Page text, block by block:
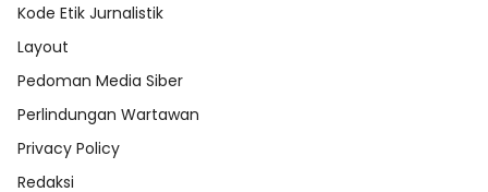
Kode Etik Jurnalistik
Layout
Pedoman Media Siber
Perlindungan Wartawan
Privacy Policy
Redaksi